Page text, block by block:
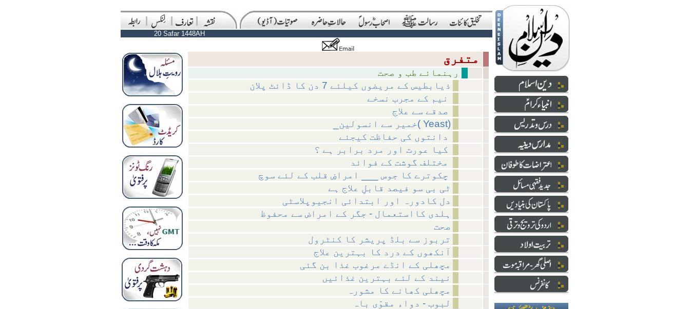
20 Safar 1448AH
ذیابطیس کے مریضوں کیلئے 7 دن کا ڈائٹ پلان
_خمیر سے انسولین( Yeast)
ٹی بی سو فیصد قابلِ علاج ہے
دل کادورہ اور ابتدائی انجیوپلاسٹی
ہلدی کااستعمال - جگر کے امراض سے محفوظ
صحت
تربوز سے بلڈ پریشر کا کنٹرول
آنکھوں کے درد کا بہترین علاج
مچھلی کے انڈے مرغوب غذا بن گئی
نیند کے لئے بہترین غذائیں
مچھلی کھانے کا مشورہ
لبوب - دواء مقوّی باہ